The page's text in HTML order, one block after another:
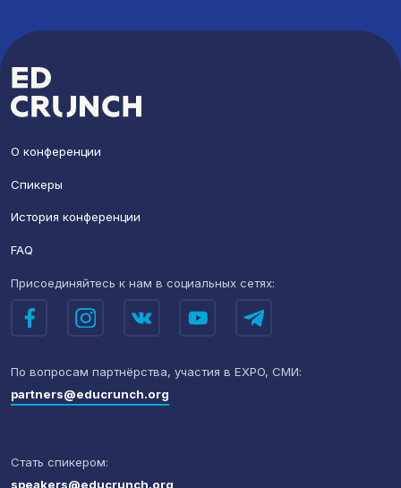
О конференции
Спикеры
История конференции
FAQ
Присоединяйтесь к намв социальных сетях:
По вопросам партнёрства, участия в EXPO, СМИ:
partners@educrunch.org
Стать спикером:
speakers@educrunch.org